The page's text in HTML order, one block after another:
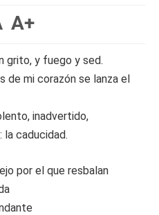
A+
grito, y fuego y sed.
de mi corazón se lanza el
inadvertido,
la caducidad.
por el que resbalan